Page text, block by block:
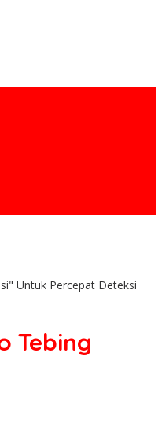
Untuk Percepat Deteksi
Tebing